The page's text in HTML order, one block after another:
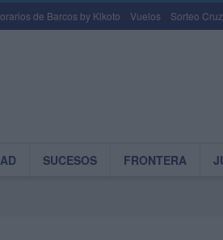
de Barcos by Kikoto Vuelos Sorteo
SUCESOS FRONTERA